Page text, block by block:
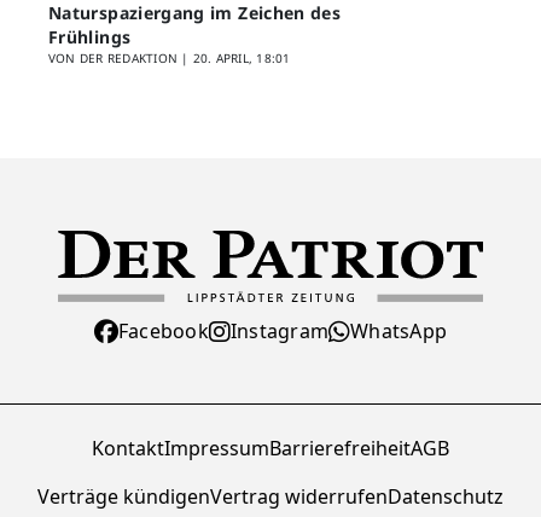
Naturspaziergang im Zeichen des
Frühlings
VON DER REDAKTION | 20. APRIL, 18:01
Facebook Instagram WhatsApp
KontaktImpressumBarrierefreiheitAGB
Verträge kündigenVertrag widerrufenDatenschutz